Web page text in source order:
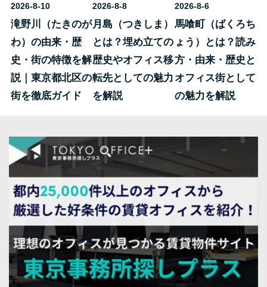
2026-8-10
滝野川（たきのが
わ）の由来・歴
史・街の特徴を解
説｜東京都北区の
街を徹底ガイド
2026-8-8
月島（つきしま）
とは？埋め立ての
歴史やオフィス移
転先としての魅力
を解説
2026-8-6
馬喰町（ばくろち
ょう）とは？読み
方・由来・歴史と
オフィス街として
の魅力を解説